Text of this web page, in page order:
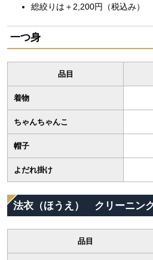
総絞りは＋2,200円（税込み）
一つ身
品目
着物
ちゃんちゃんこ
帽子
よだれ掛け
法衣（ほうえ） クリーニン
品目